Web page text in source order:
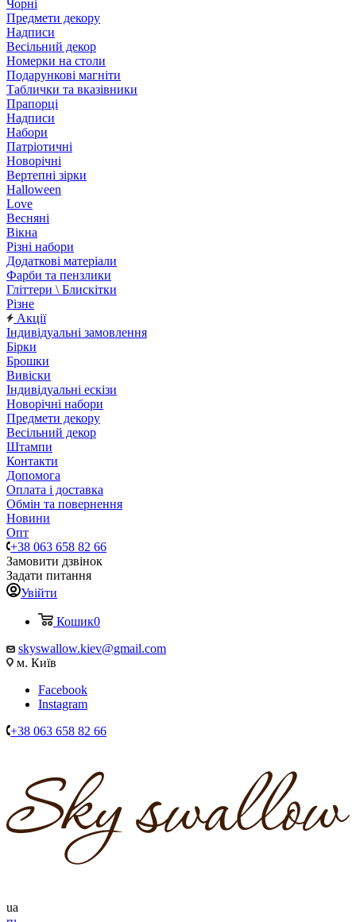
Чорні
Предмети декору
Надписи
Весільний декор
Номерки на столи
Подарункові магніти
Таблички та вказівники
Прапорці
Надписи
Набори
Патріотичні
Новорічні
Вертепні зірки
Halloween
Love
Весняні
Вікна
Різні набори
Додаткові матеріали
Фарби та пензлики
Гліттери \ Блискітки
Різне
Акції
Індивідуальні замовлення
Бірки
Брошки
Вивіски
Індивідуальні ескізи
Новорічні набори
Предмети декору
Весільний декор
Штампи
Контакти
Допомога
Оплата і доставка
Обмін та повернення
Новини
Опт
+38 063 658 82 66
Замовити дзвінок
Задати питання
Увійти
Кошик0
skyswallow.kiev@gmail.com
м. Київ
Facebook
Instagram
+38 063 658 82 66
ua